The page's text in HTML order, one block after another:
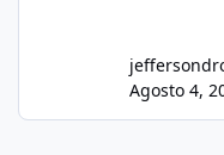
Agosto 4,